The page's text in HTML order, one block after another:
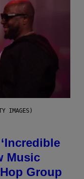
IMAGES)
Music
Group